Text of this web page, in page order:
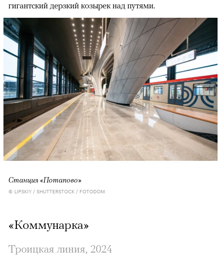
гигантский дерзкий козырек над путями.
Станция «Потапово»
© LIPSKIY / SHUTTERSTOCK / FOTODOM
«Коммунарка»
Троицкая линия, 2024